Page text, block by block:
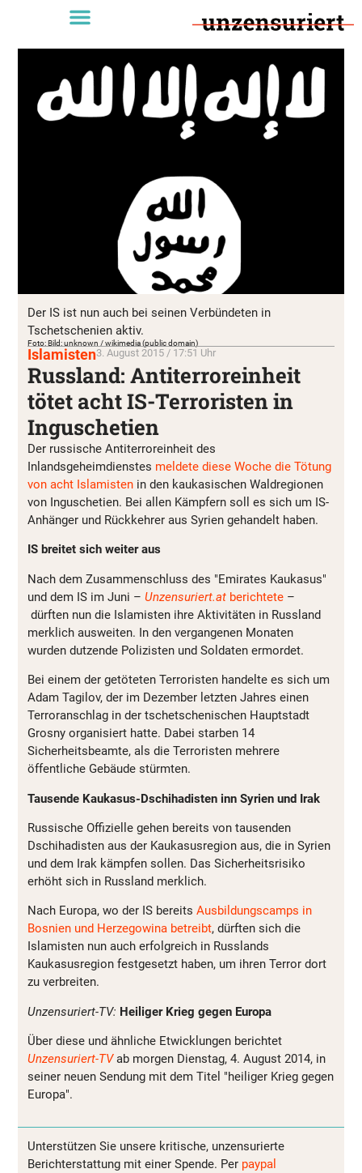
Der IS ist nun auch bei seinen Verbündeten in
Tschetschenien aktiv.
Foto: Bild: unknown / wikimedia (public domain)
Islamisten3. August 2015 / 17:51 Uhr
Russland: Antiterroreinheit
tötet acht IS-Terroristen in
Inguschetien
Der russische Antiterroreinheit des
Inlandsgeheimdienstes meldete diese Woche die Tötung
von acht Islamisten in den kaukasischen Waldregionen
von Inguschetien. Bei allen Kämpfern soll es sich um IS-
Anhänger und Rückkehrer aus Syrien gehandelt haben.
IS breitet sich weiter aus
Nach dem Zusammenschluss des "Emirates Kaukasus"
und dem IS im Juni – Unzensuriert.at berichtete –
dürften nun die Islamisten ihre Aktivitäten in Russland
merklich ausweiten. In den vergangenen Monaten
wurden dutzende Polizisten und Soldaten ermordet.
Bei einem der getöteten Terroristen handelte es sich um
Adam Tagilov, der im Dezember letzten Jahres einen
Terroranschlag in der tschetschenischen Hauptstadt
Grosny organisiert hatte. Dabei starben 14
Sicherheitsbeamte, als die Terroristen mehrere
öffentliche Gebäude stürmten.
Tausende Kaukasus-Dschihadisten inn Syrien und Irak
Russische Offizielle gehen bereits von tausenden
Dschihadisten aus der Kaukasusregion aus, die in Syrien
und dem Irak kämpfen sollen. Das Sicherheitsrisiko
erhöht sich in Russland merklich.
Nach Europa, wo der IS bereits Ausbildungscamps in
Bosnien und Herzegowina betreibt, dürften sich die
Islamisten nun auch erfolgreich in Russlands
Kaukasusregion festgesetzt haben, um ihren Terror dort
zu verbreiten.
Unzensuriert-TV: Heiliger Krieg gegen Europa
Über diese und ähnliche Etwicklungen berichtet
Unzensuriert-TVab morgen Dienstag, 4. August 2014, in
seiner neuen Sendung mit dem Titel "heiliger Krieg gegen
Europa".
Unterstützen Sie unsere kritische, unzensurierte
Berichterstattung mit einer Spende. Per paypal